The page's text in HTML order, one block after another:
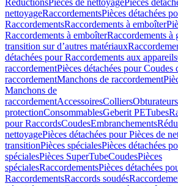
RéductionsPièces de nettoyagePièces
nettoyageRaccordementsPièces détachées
RaccordementsRaccordements à emboîter
Raccordements à emboîterRaccordements à
transition sur d’autres matériaux
détachées pour Raccordements aux appareils
raccordementPièces détachées pour Coudes
raccordementManchons de raccordement
Manchons de
raccordementAccessoiresColliersObturateurs
protectionConsommablesGeberit PETubes
pour RaccordsCoudesEmbranchements
nettoyagePièces détachées pour Pièces de
transitionPièces spécialesPièces détachées
spécialesPièces SuperTubeCoudesPièces
spécialesRaccordementsPièces détachées
RaccordementsRaccords soudés